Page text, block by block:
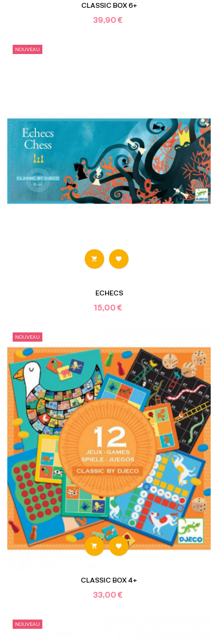
CLASSIC BOX 6+
39,90 €
NOUVEAU
 
ECHECS
15,00 €
NOUVEAU
 
CLASSIC BOX 4+
33,00 €
NOUVEAU